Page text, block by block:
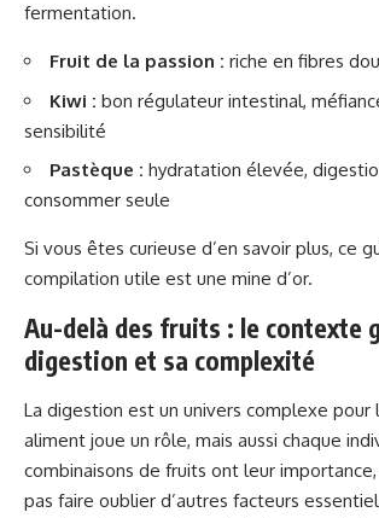
fermentation.
Fruit de la passion : riche en fibres
Kiwi : bon régulateur intestinal,
sensibilité
Pastèque : hydratation élevée,
consommer seule
Si vous êtes curieuse d’en savoir plus, ce
compilation utile est une mine d’or.
Au-delà des fruits : le contexte
digestion et sa complexité
La digestion est un univers complexe pour
aliment joue un rôle, mais aussi chaque
combinaisons de fruits ont leur
pas faire oublier d’autres facteurs